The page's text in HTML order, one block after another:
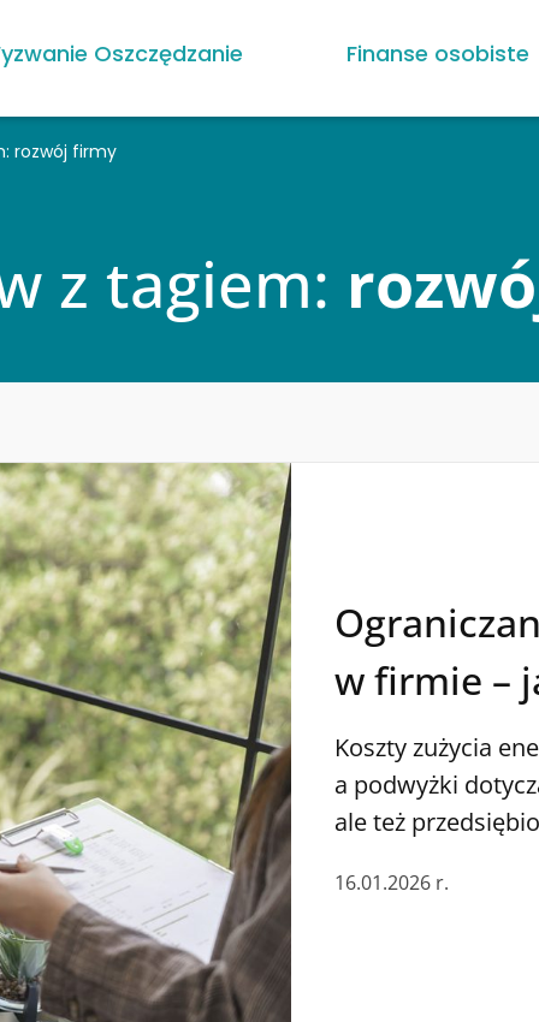
Oszczędzanie Finanse osobiste
rozwój firmy
z tagiem:
w firmie –
Koszty zużycia
a podwyżki
ale też
rachunki za prąd
oszczędzania
16.01.2026 r.